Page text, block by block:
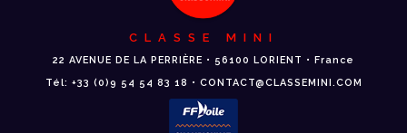
CLASSE MINI
22 AVENUE DE LA PERRIÈRE • 56100 LORIENT • France
Tél: +33 (0)9 54 54 83 18 • CONTACT@CLASSEMINI.COM